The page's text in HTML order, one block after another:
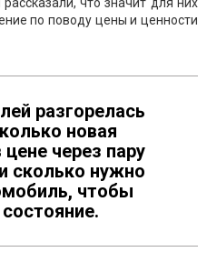
по поводу цены и ценности
разгорелась
новая
через пару
сколько нужно
чтобы